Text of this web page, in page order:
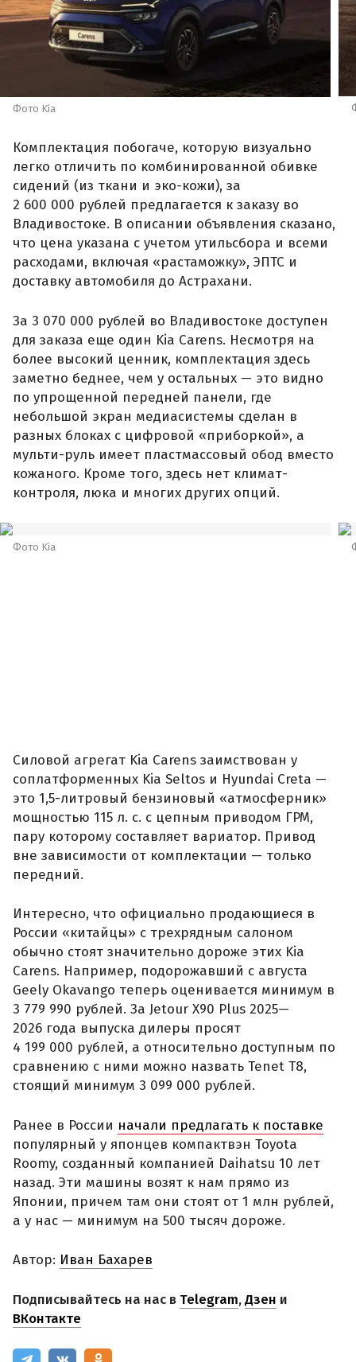
Фото Kia
Комплектация побогаче, которую визуально
легко отличить по комбинированной обивке
сидений (из ткани и эко-кожи), за
2 600 000 рублей предлагается к заказу во
Владивостоке. В описании объявления сказано,
что цена указана с учетом утильсбора и всеми
расходами, включая «растаможку», ЭПТС и
доставку автомобиля до Астрахани.
За 3 070 000 рублей во Владивостоке доступен
для заказа еще один Kia Carens. Несмотря на
более высокий ценник, комплектация здесь
заметно беднее, чем у остальных — это видно
по упрощенной передней панели, где
небольшой экран медиасистемы сделан в
разных блоках с цифровой «приборкой», а
мульти-руль имеет пластмассовый обод вместо
кожаного. Кроме того, здесь нет климат-
контроля, люка и многих других опций.
Фото Kia
Силовой агрегат Kia Carens заимствован у
соплатформенных Kia Seltos и Hyundai Creta —
это 1,5-литровый бензиновый «атмосферник»
мощностью 115 л. с. с цепным приводом ГРМ,
пару которому составляет вариатор. Привод
вне зависимости от комплектации — только
передний.
Интересно, что официально продающиеся в
России «китайцы» с трехрядным салоном
обычно стоят значительно дороже этих Kia
Carens. Например, подорожавший с августа
Geely Okavango теперь оценивается минимум в
3 779 990 рублей. За Jetour X90 Plus 2025—
2026 года выпуска дилеры просят
4 199 000 рублей, а относительно доступным по
сравнению с ними можно назвать Tenet T8,
стоящий минимум 3 099 000 рублей.
Ранее в России начали предлагать к поставке
популярный у японцев компактвэн Toyota
Roomy, созданный компанией Daihatsu 10 лет
назад. Эти машины возят к нам прямо из
Японии, причем там они стоят от 1 млн рублей,
а у нас — минимум на 500 тысяч дороже.
Автор: Иван Бахарев
Подписывайтесь на нас в Telegram,Дзен и
ВКонтакте